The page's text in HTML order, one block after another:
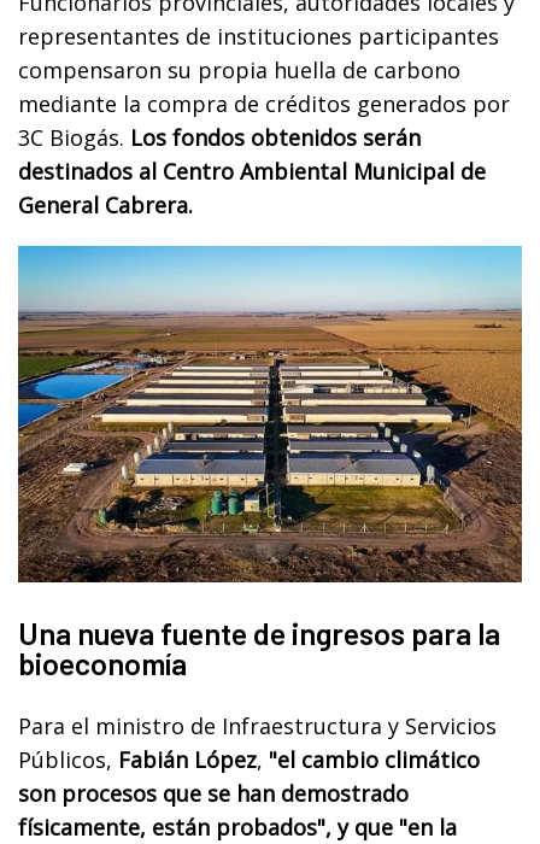
representantes de instituciones participantes
compensaron su propia huella de carbono
mediante la compra de créditos generados por
3C Biogás. Los fondos obtenidos serán
destinados al Centro Ambiental Municipal de
General Cabrera.
Una nueva fuente de ingresos para la
bioeconomía
Para el ministro de Infraestructura y Servicios
Públicos, Fabián López, "el cambio climático
son procesos que se han demostrado
físicamente, están probados", y que "en la